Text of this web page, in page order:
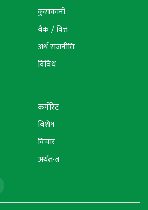
कुराकानी
बैंक / वित्त
अर्थ राजनीति
विविध
कर्पोरेट
बिशेष
विचार
अर्थतन्त्र